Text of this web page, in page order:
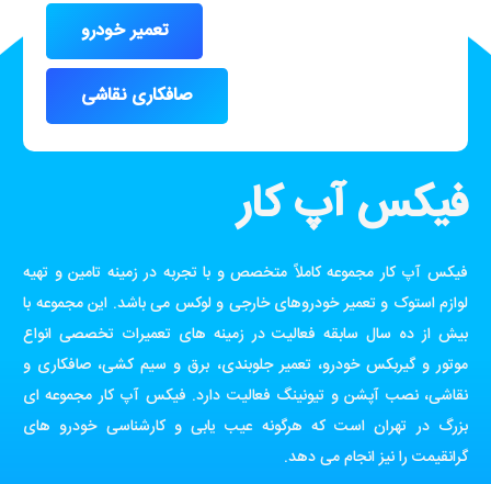
تعمیر خودرو
صافکاری نقاشی
فیکس آپ کار
فیکس آپ کار مجموعه کاملاً متخصص و با تجربه در زمینه تامین و تهیه
لوازم استوک و تعمیر خودروهای خارجی و لوکس می باشد. این مجموعه با
بیش از ده سال سابقه فعالیت در زمینه های تعمیرات تخصصی انواع
موتور و گیربکس خودرو، تعمیر جلوبندی، برق و سیم کشی، صافکاری و
نقاشی، نصب آپشن و تیونینگ فعالیت دارد. فیکس آپ کار مجموعه ای
بزرگ در تهران است که هرگونه عیب یابی و کارشناسی خودرو های
گرانقیمت را نیز انجام می دهد.